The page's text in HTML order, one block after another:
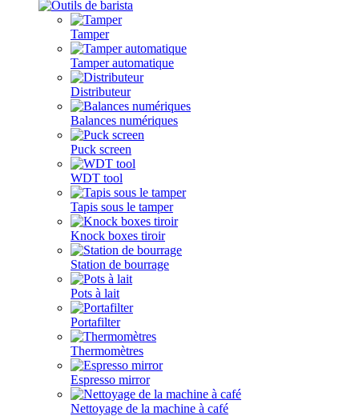
Tamper
Tamper automatique
Distributeur
Balances numériques
Puck screen
WDT tool
Tapis sous le tamper
Knock boxes tiroir
Station de bourrage
Pots à lait
Portafilter
Thermomètres
Espresso mirror
Nettoyage de la machine à café